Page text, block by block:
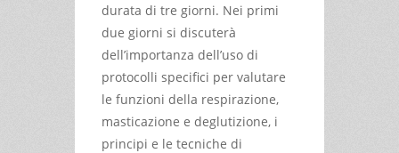
durata di tre giorni. Nei primi
due giorni si discuterà
dell’importanza dell’uso di
protocolli specifici per valutare
le funzioni della respirazione,
masticazione e deglutizione, i
principi e le tecniche di